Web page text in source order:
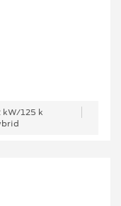
kW/125 k